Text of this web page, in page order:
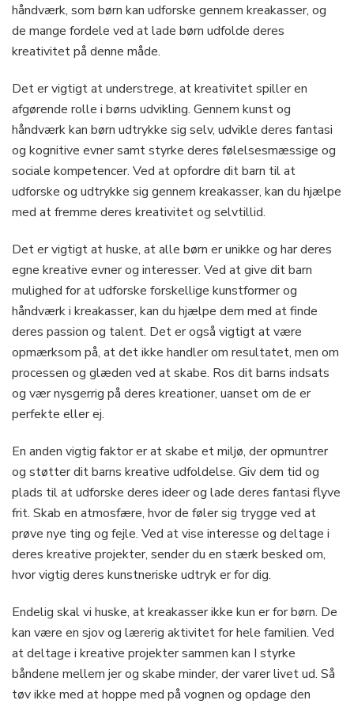
håndværk, som børn kan udforske gennem kreakasser, og
de mange fordele ved at lade børn udfolde deres
kreativitet på denne måde.
Det er vigtigt at understrege, at kreativitet spiller en
afgørende rolle i børns udvikling. Gennem kunst og
håndværk kan børn udtrykke sig selv, udvikle deres fantasi
og kognitive evner samt styrke deres følelsesmæssige og
sociale kompetencer. Ved at opfordre dit barn til at
udforske og udtrykke sig gennem kreakasser, kan du hjælpe
med at fremme deres kreativitet og selvtillid.
Det er vigtigt at huske, at alle børn er unikke og har deres
egne kreative evner og interesser. Ved at give dit barn
mulighed for at udforske forskellige kunstformer og
håndværk i kreakasser, kan du hjælpe dem med at finde
deres passion og talent. Det er også vigtigt at være
opmærksom på, at det ikke handler om resultatet, men om
processen og glæden ved at skabe. Ros dit barns indsats
og vær nysgerrig på deres kreationer, uanset om de er
perfekte eller ej.
En anden vigtig faktor er at skabe et miljø, der opmuntrer
og støtter dit barns kreative udfoldelse. Giv dem tid og
plads til at udforske deres ideer og lade deres fantasi flyve
frit. Skab en atmosfære, hvor de føler sig trygge ved at
prøve nye ting og fejle. Ved at vise interesse og deltage i
deres kreative projekter, sender du en stærk besked om,
hvor vigtig deres kunstneriske udtryk er for dig.
Endelig skal vi huske, at kreakasser ikke kun er for børn. De
kan være en sjov og lærerig aktivitet for hele familien. Ved
at deltage i kreative projekter sammen kan I styrke
båndene mellem jer og skabe minder, der varer livet ud. Så
tøv ikke med at hoppe med på vognen og opdage den